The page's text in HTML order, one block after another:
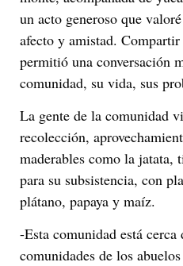
un acto generoso que
afecto y amistad.
permitió una conversación
comunidad, su vida, sus
La gente de la comunidad
recolección,
maderables como la jatata,
para su subsistencia, con
plátano, papaya y maíz.
-Esta comunidad está
comunidades de los